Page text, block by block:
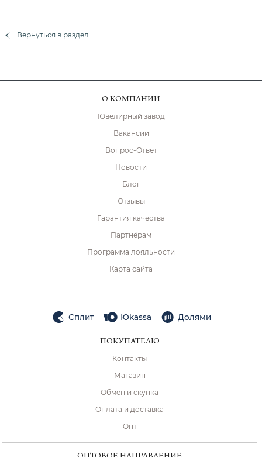
Вернуться в раздел
О КОМПАНИИ
Ювелирный завод
Вакансии
Вопрос-Ответ
Новости
Блог
Отзывы
Гарантия качества
Партнёрам
Программа лояльности
Карта сайта
Сплит Юkassa Долями
ПОКУПАТЕЛЮ
Контакты
Магазин
Обмен и скупка
Оплата и доставка
Опт